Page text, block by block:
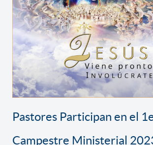
Pastores Participan en el
Campestre Ministerial